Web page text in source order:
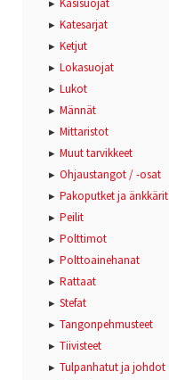
Käsisuojat
Katesarjat
Ketjut
Lokasuojat
Lukot
Männät
Mittaristot
Muut tarvikkeet
Ohjaustangot / -osat
Pakoputket ja änkkärit
Peilit
Polttimot
Polttoainehanat
Rattaat
Stefat
Tangonpehmusteet
Tiivisteet
Tulpanhatut ja johdot